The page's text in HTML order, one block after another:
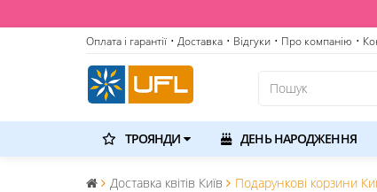
Оплата і гарантії • Доставка • Відгуки • Про компанію •
ТРОЯНДИ ДЕНЬ НАРОДЖЕННЯ
Доставка квітів Київ Подарункові корзини